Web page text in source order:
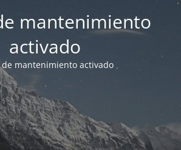
mantenimiento
activado
de mantenimiento activado